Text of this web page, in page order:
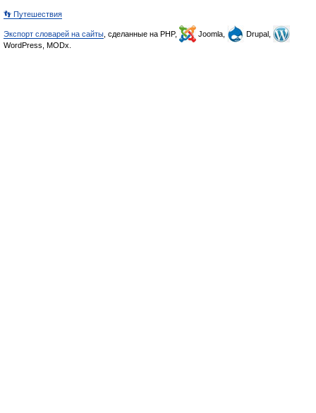
👣 Путешествия
Экспорт словарей на сайты , сделанные на PHP, Joomla,
Drupal,
WordPress, MODx.